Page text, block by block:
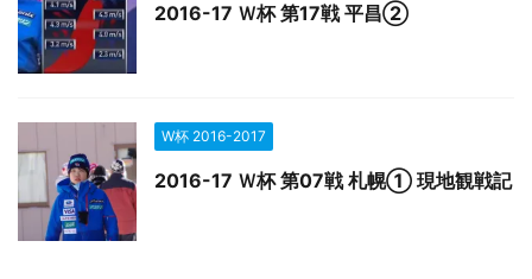
2016-17 Ｗ杯 第17戦 平昌②
W杯 2016-2017
2016-17 Ｗ杯 第07戦 札幌① 現地観戦記